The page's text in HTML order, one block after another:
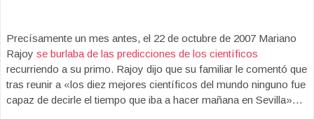
Precísamente un mes antes, el 22 de octubre de 2007 Mariano
Rajoy se burlaba de las predicciones de los científicos
recurriendo a su primo. Rajoy dijo que su familiar le comentó que
tras reunir a «los diez mejores científicos del mundo ninguno fue
capaz de decirle el tiempo que iba a hacer mañana en Sevilla»…